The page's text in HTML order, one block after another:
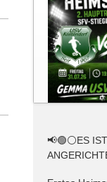
📢🟢⚪️ES IST